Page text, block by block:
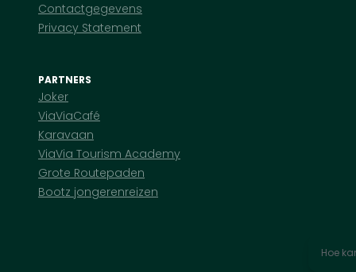
Contactgegevens
Privacy Statement
PARTNERS
Joker
ViaViaCafé
Karavaan
ViaVia Tourism Academy
Grote Routepaden
Bootz jongerenreizen
Hoe